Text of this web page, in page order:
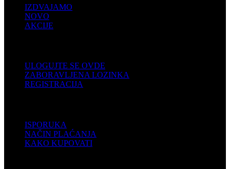
IZDVAJAMO
NOVO
AKCIJE
ULOGUJTE SE OVDE
ZABORAVLJENA LOZINKA
REGISTRACIJA
ISPORUKA
NAČIN PLAĆANJA
KAKO KUPOVATI